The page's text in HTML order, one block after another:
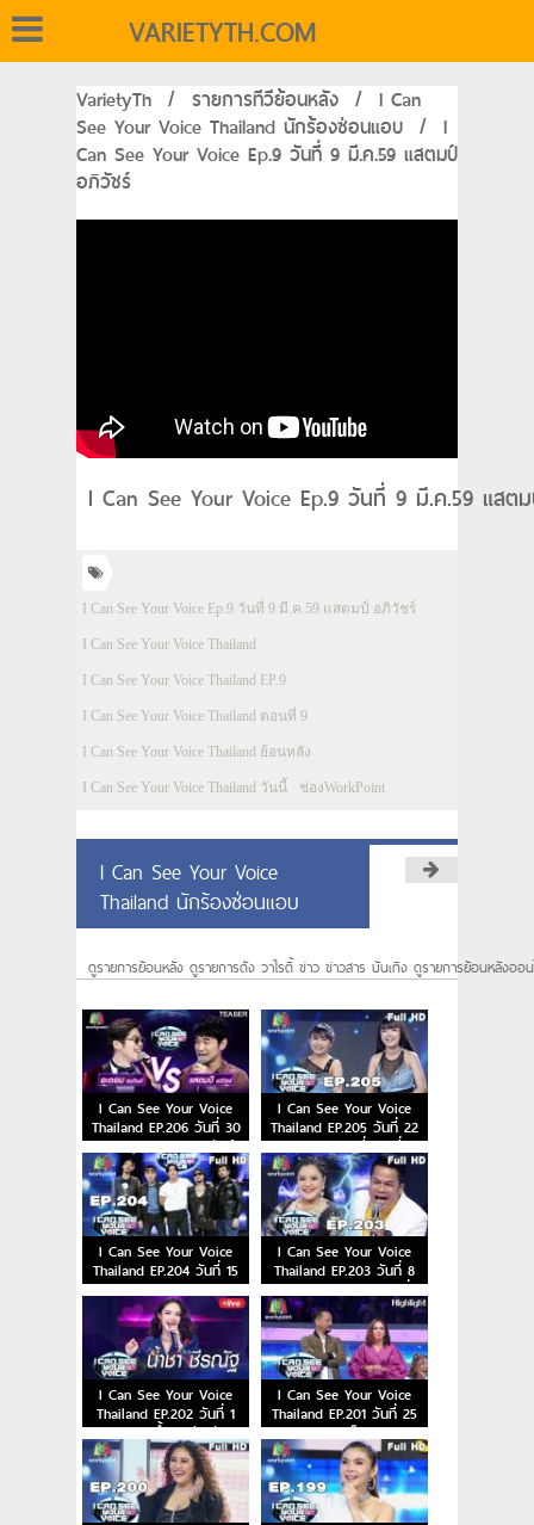
VARIETYTH.COM
VarietyTh / รายการทีวีย้อนหลัง / I Can
See Your Voice Thailand นักร้องซ่อนแอบ / I
Can See Your Voice Ep.9 วันที่ 9 มี.ค.59 แสตมป์
อภิวัชร์
I Can See Your Voice Ep.9 วันที่ 9 มี.ค.59 แสต
I Can See Your Voice Ep.9 วันที่ 9 มี.ค.59 แสตมป์ อภิวัชร์
I Can See Your Voice Thailand
I Can See Your Voice Thailand EP.9
I Can See Your Voice Thailand ตอนที่ 9
I Can See Your Voice Thailand ย้อนหลัง
I Can See Your Voice Thailand วันนี้ ช่องWorkPoint
I Can See Your Voice
Thailand นักร้องซ่อนแอบ
ดูรายการย้อนหลัง ดูรายการดัง วาไรตี้ ข่าว ข่าวสาร บันเทิง ดูรายการย้อนหลังออ
I Can See Your Voice
Thailand EP.206 วันที่ 30
ม.ค. 63 อะตอม ชนกันต์
VS แสตมป์ อภิวัชร์
I Can See Your Voice
Thailand EP.205 วันที่ 22
ม.ค. 63 เจนนี่&ลิลลี่
I Can See Your Voice
Thailand EP.204 วันที่ 15
ม.ค. 63 Tono & The
Dust
I Can See Your Voice
Thailand EP.203 วันที่ 8
ม.ค. 63 อาภาพร VS ยิ่ง
ยง
I Can See Your Voice
Thailand EP.202 วันที่ 1
ม.ค. 63 น้ำชา ชีรณัฐ
I Can See Your Voice
Thailand EP.201 วันที่ 25
ธ.ค. 62 แจ๊ส บอล